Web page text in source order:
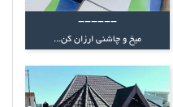
------
میخ و چاشنی ارزان کن...